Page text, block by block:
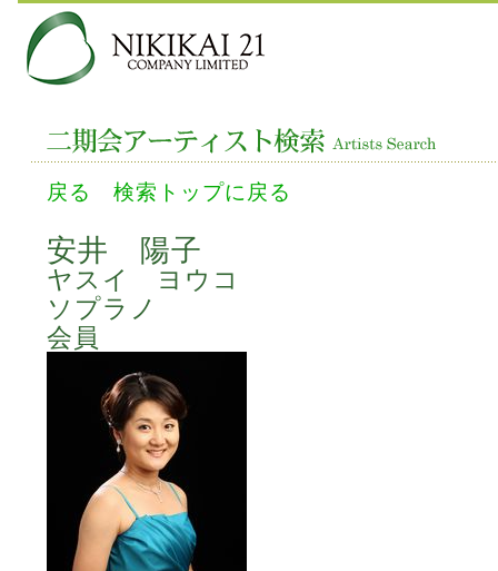
戻る 検索トップに戻る
安井 陽子
ヤスイ ヨウコ
ソプラノ
会員